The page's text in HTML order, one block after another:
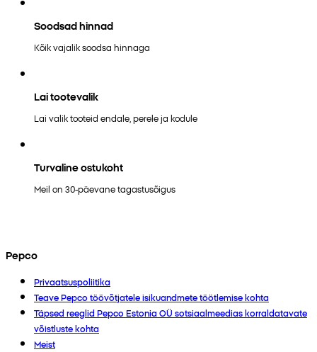
Soodsad hinnad
Kõik vajalik soodsa hinnaga
Lai tootevalik
Lai valik tooteid endale, perele ja kodule
Turvaline ostukoht
Meil on 30-päevane tagastusõigus
Pepco
Privaatsuspoliitika
Teave Pepco töövõtjatele isikuandmete töötlemise kohta
Täpsed reeglid Pepco Estonia OÜ sotsiaalmeedias korraldatavate
võistluste kohta
Meist